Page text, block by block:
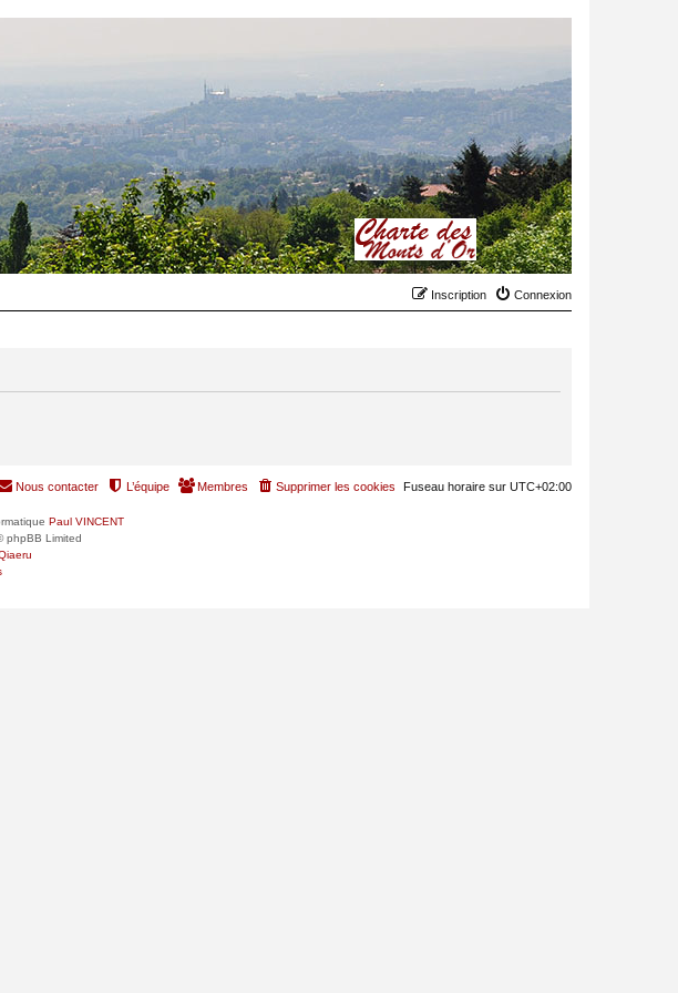
Connexion
Inscription
Fuseau horaire sur UTC+02:00
Supprimer les cookies
Membres
L’équipe
Nous contacter
Paul VINCENT
phpBB Limited